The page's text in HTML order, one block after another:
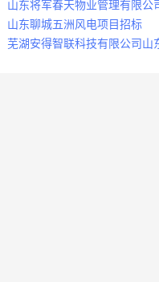
山东将军春天物业管理有限公
服务项目招标公告
山东聊城五洲风电项目招标
芜湖安得智联科技有限公司山